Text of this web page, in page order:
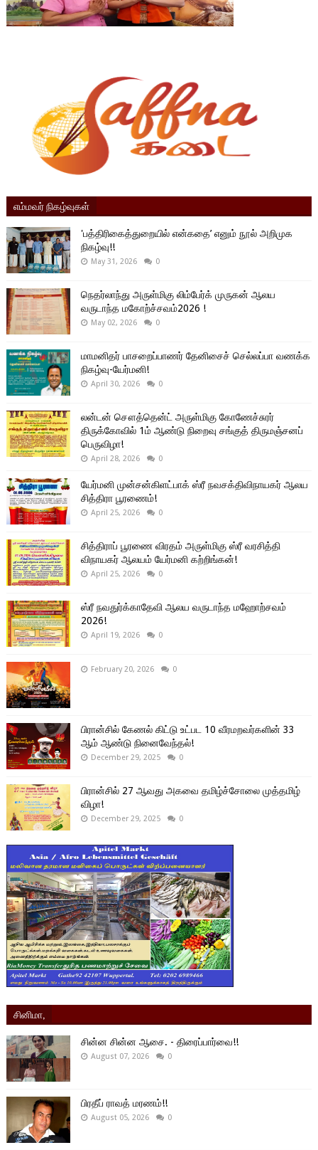
எம்மவர் நிகழ்வுகள்
'பத்திரிகைத்துறையில் என்கதை’ எனும் நூல் அறிமுக
நிகழ்வு!!
May 31, 2026 0
நெதர்லாந்து அருள்மிகு லிம்பேர்க் முருகன் ஆலய
வருடாந்த மகோற்ச்சவம்2026 !
May 02, 2026 0
மாமனிதர் பாசறைப்பாணர் தேனிசைச் செல்லப்பா வணக்க
நிகழ்வு-யேர்மனி!
April 30, 2026 0
லன்டன் சௌத்தென்ட் அருள்மிகு கோணேச்சுரர்
திருக்கோவில் 1ம் ஆண்டு நிறைவு சங்குத் திருமஞ்சனப்
பெருவிழா!
April 28, 2026 0
யேர்மனி முன்சன்கிளட்பாக் ஸ்ரீ நவசக்திவிநாயகர் ஆலய
சித்திரா பூரணைம்!
April 25, 2026 0
சித்திராப் பூரணை விரதம் அருள்மிகு ஸ்ரீ வரசித்தி
விநாயகர் ஆலயம் யேர்மனி கற்றிங்கன்!
April 25, 2026 0
ஸ்ரீ நவதுர்க்காதேவி ஆலய வருடாந்த மஹோற்சவம்
2026!
April 19, 2026 0
February 20, 2026 0
பிரான்சில் கேணல் கிட்டு உட்பட 10 வீரமறவர்களின் 33
ஆம் ஆண்டு நினைவேந்தல்!
December 29, 2025 0
பிரான்சில் 27 ஆவது அகவை தமிழ்ச்சோலை முத்தமிழ்
விழா!
December 29, 2025 0
சினிமா,
சின்ன சின்ன ஆசை. - திரைப்பார்வை!!
August 07, 2026 0
பிரதீப் ராவத் மரணம்!!
August 05, 2026 0